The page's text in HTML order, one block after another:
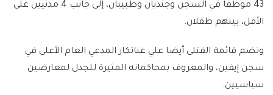
43 موظفا في السجن وجنديان وطبيبان، إلى جانب 4 مدنيين على
الأقل، بينهم طفلان.
وتضم قائمة القتلى أيضا علي غناتكار المدعي العام الأعلى في
سجن إيفين، والمعروف بمحاكماته المثيرة للجدل لمعارضين
سياسيين.